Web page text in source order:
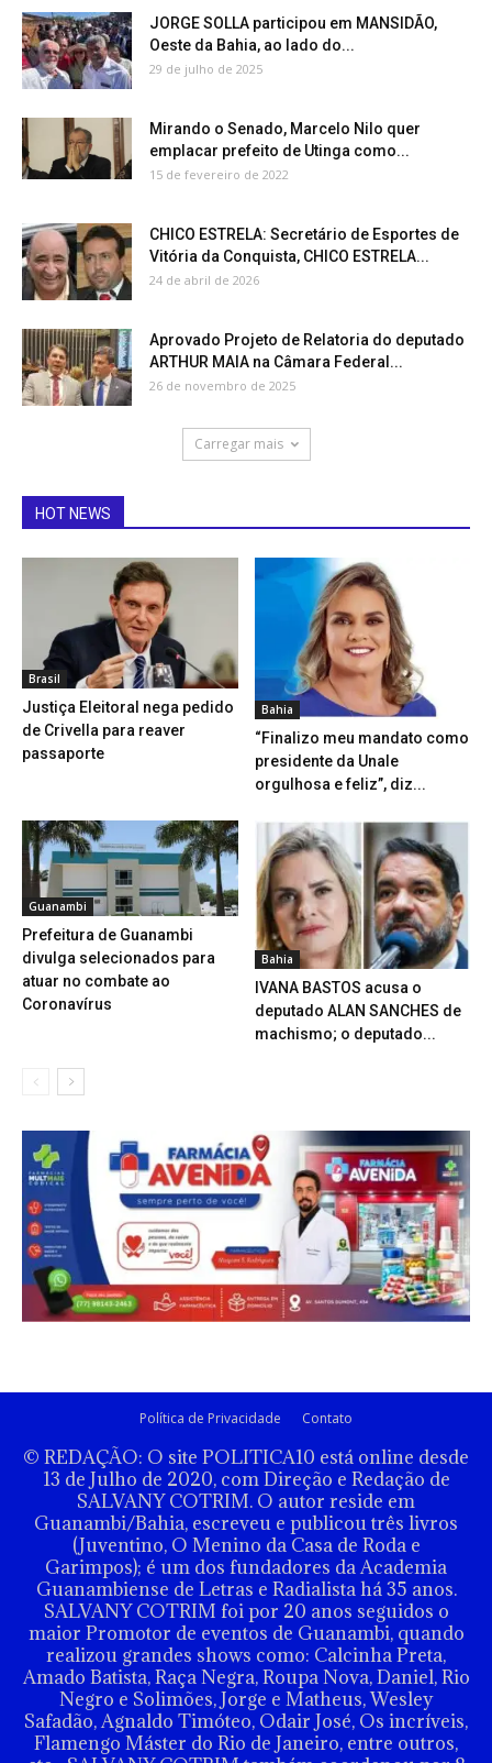
JORGE SOLLA participou em MANSIDÃO,
Oeste da Bahia, ao lado do...
29 de julho de 2025
Mirando o Senado, Marcelo Nilo quer
emplacar prefeito de Utinga como...
15 de fevereiro de 2022
CHICO ESTRELA: Secretário de Esportes de
Vitória da Conquista, CHICO ESTRELA...
24 de abril de 2026
Aprovado Projeto de Relatoria do deputado
ARTHUR MAIA na Câmara Federal...
26 de novembro de 2025
Carregar mais
HOT NEWS
Brasil
Justiça Eleitoral nega pedido
de Crivella para reaver
passaporte
Bahia
“Finalizo meu mandato como
presidente da Unale
orgulhosa e feliz”, diz...
Guanambi
Prefeitura de Guanambi
divulga selecionados para
atuar no combate ao
Coronavírus
Bahia
IVANA BASTOS acusa o
deputado ALAN SANCHES de
machismo; o deputado...
Política de Privacidade Contato
© REDAÇÃO: O site POLITICA10 está online desde
13 de Julho de 2020, com Direção e Redação de
SALVANY COTRIM. O autor reside em
Guanambi/Bahia, escreveu e publicou três livros
(Juventino, O Menino da Casa de Roda e
Garimpos); é um dos fundadores da Academia
Guanambiense de Letras e Radialista há 35 anos.
SALVANY COTRIM foi por 20 anos seguidos o
maior Promotor de eventos de Guanambi, quando
realizou grandes shows como: Calcinha Preta,
Amado Batista, Raça Negra, Roupa Nova, Daniel, Rio
Negro e Solimões, Jorge e Matheus, Wesley
Safadão, Agnaldo Timóteo, Odair José, Os incríveis,
Flamengo Máster do Rio de Janeiro, entre outros,